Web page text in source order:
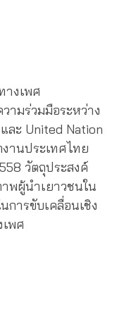
างเพศ
ามร่วมมือระหว่าง
ละ United Nation
านประเทศไทย
วัตถุประสงค์
พผู้นำเยาวชนใน
การขับเคลื่อนเชิง
พศ